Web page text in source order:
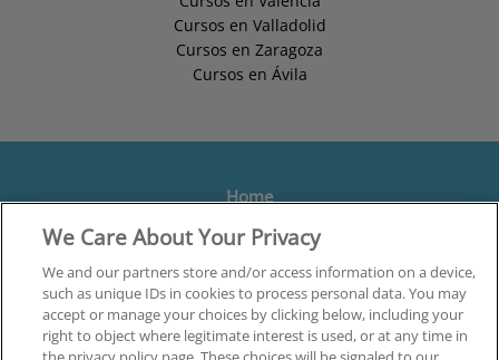
Cursos en Valladolid
Cursos en Zaragoza
Cursos en Ávila
Home
Formación
Centros
Orientación
Quiénes somos
We Care About Your Privacy
We and our partners store and/or access information on a device,
such as unique IDs in cookies to process personal data. You may
accept or manage your choices by clicking below, including your
right to object where legitimate interest is used, or at any time in